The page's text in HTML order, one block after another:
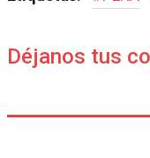
Déjanos tus